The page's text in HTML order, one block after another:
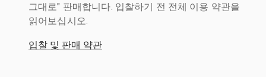
그대로" 판매합니다. 입찰하기 전 전체 이용 약관을
읽어보십시오.
입찰 및 판매 약관